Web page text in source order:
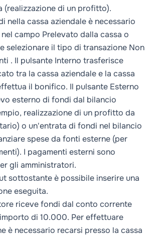
(realizzazione di un profitto).
nella cassa aziendale è necessario
campo Prelevato dalla cassa o
e selezionare il tipo di transazione Non
. Il pulsante Interno trasferisce
tra la cassa aziendale e la cassa
il bonifico. Il pulsante Esterno
esterno di fondi dal bilancio
realizzazione di un profitto da
o un'entrata di fondi nel bilancio
spese da fonti esterne (per
I pagamenti esterni sono
gli amministratori.
sottostante è possibile inserire una
eseguita.
riceve fondi dal conto corrente
di 10.000. Per effettuare
è necessario recarsi presso la cassa